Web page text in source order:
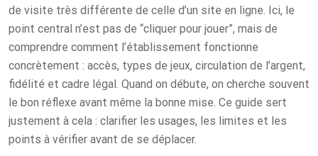
de visite très différente de celle d’un site en ligne. Ici, le
point central n’est pas de “cliquer pour jouer”, mais de
comprendre comment l’établissement fonctionne
concrètement : accès, types de jeux, circulation de l’argent,
fidélité et cadre légal. Quand on débute, on cherche souvent
le bon réflexe avant même la bonne mise. Ce guide sert
justement à cela : clarifier les usages, les limites et les
points à vérifier avant de se déplacer.